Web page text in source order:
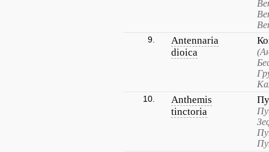
9.
Antennaria
dioica
10.
Anthemis
tinctoria